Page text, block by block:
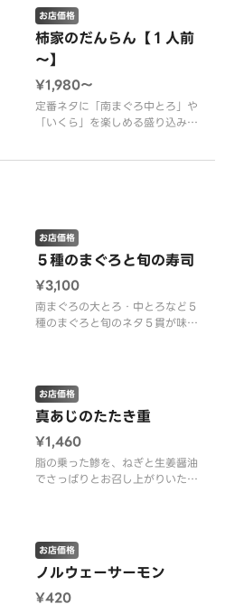
に仕上げました。
【内容】南まぐろ中とろ２貫・ま
ぐろ赤身２貫・ほたて・紅ずわい
ろ
柿家のだんらん【１人前
～】
お店価格
¥1,980〜
定番ネタに「南まぐろ中とろ」や
「いくら」を楽しめる盛り込みで
０貫）
※画像はどの人数前でも１人前が
表示されます。
※画像はイメージで
５種のまぐろと旬の寿司
お店価格
¥3,100
南まぐろの大とろ・中とろなど５
種のまぐろと旬のネタ５貫が味わ
美味しくお召し上がりいただけま
す。
【内容】旬のネタ５貫（のどぐ
ろ・ノルウェーサーモン・赤い
か・真あじ・三陸産生たこ
真あじのたたき重
お店価格
¥1,460
脂の乗った鯵を、ねぎと生姜醤油
でさっぱりとお召し上がりいただ
加トッピングができます。
※１５０円（税込）で温泉玉子の
追加トッピングができます。
※画像はイメージです。
ノルウェーサーモン
お店価格
¥420